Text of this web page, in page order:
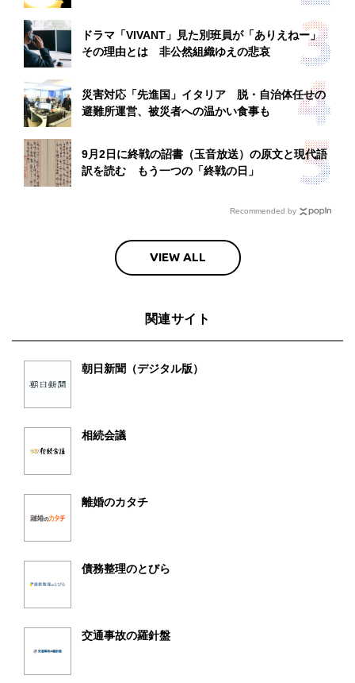
ドラマ「VIVANT」見た別班員が「ありえねー」
その理由とは 非公然組織ゆえの悲哀
災害対応「先進国」イタリア 脱・自治体任せの
避難所運営、被災者への温かい食事も
9月2日に終戦の詔書（玉音放送）の原文と現代語
訳を読む もう一つの「終戦の日」
Recommended by
VIEW ALL
関連サイト
朝日新聞（デジタル版）
相続会議
離婚のカタチ
債務整理のとびら
交通事故の羅針盤